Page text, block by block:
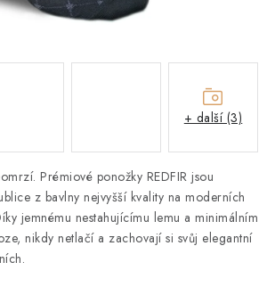
Prémiové ponožky REDFIR jsou
z bavlny nejvyšší kvality na moderních
jemnému nestahujícímu lemu a minimálním
nikdy netlačí a zachovají si svůj elegantní
+ další (3)